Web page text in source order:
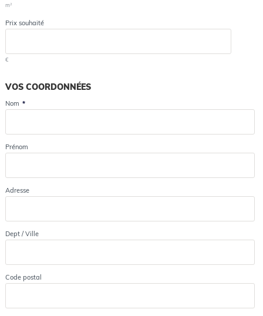
m2
Prix souhaité
€
VOS COORDONNÉES
Nom *
Prénom
Adresse
Dept / Ville
Code postal